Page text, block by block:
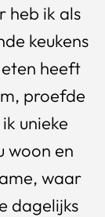
heb ik als
keukens
heeft
proefde
unieke
woon en
waar
dagelijks